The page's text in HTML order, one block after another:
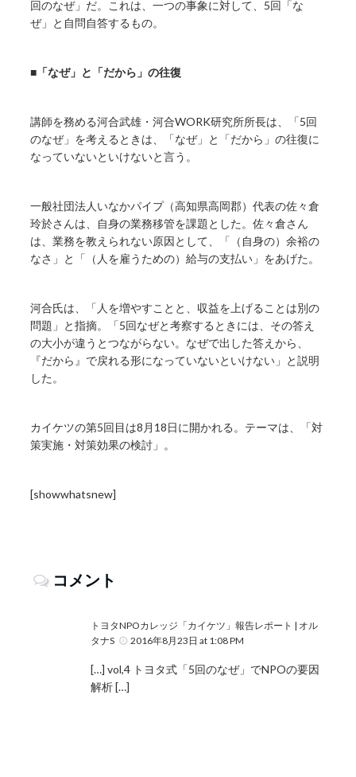
回のなぜ」だ。これは、一つの事象に対して、5回「な
ぜ」と自問自答するもの。
■「なぜ」と「だから」の往復
講師を務める河合武雄・河合WORK研究所所長は、「5回
のなぜ」を考えるときは、「なぜ」と「だから」の往復に
なっていないといけないと言う。
一般社団法人いなかパイプ（高知県高岡郡）代表の佐々倉
玲於さんは、自身の業務移管を課題とした。佐々倉さん
は、業務を教えられない原因として、「（自身の）余裕の
なさ」と「（人を雇うための）給与の支払い」をあげた。
河合氏は、「人を増やすことと、収益を上げることは別の
問題」と指摘。「5回なぜと考察するときには、その答え
の大小が違うとつながらない。なぜで出した答えから、
『だから』で戻れる形になっていないといけない」と説明
した。
カイケツの第5回目は8月18日に開かれる。テーマは、「対
策実施・対策効果の検討」。
[showwhatsnew]
コメント
トヨタNPOカレッジ「カイケツ」報告レポート | オル
タナS
2016年8月23日 at 1:08 PM
[…] vol,4 トヨタ式「5回のなぜ」でNPOの要因
解析 […]